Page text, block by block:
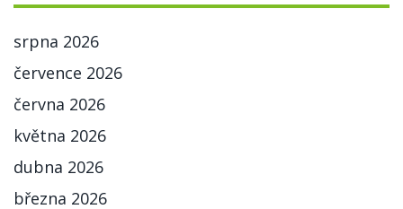
srpna 2026
července 2026
června 2026
května 2026
dubna 2026
března 2026